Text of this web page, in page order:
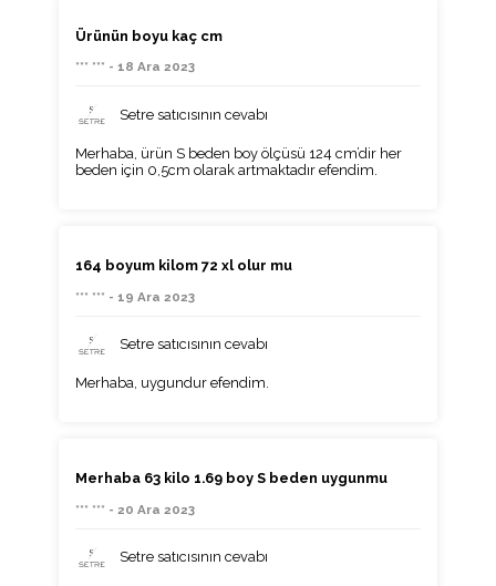
Ürünün boyu kaç cm
*** *** - 18 Ara 2023
Setre satıcısının cevabı
Merhaba, ürün S beden boy ölçüsü 124 cm’dir her
beden için 0,5cm olarak artmaktadır efendim.
164 boyum kilom 72 xl olur mu
*** *** - 19 Ara 2023
Setre satıcısının cevabı
Merhaba, uygundur efendim.
Merhaba 63 kilo 1.69 boy S beden uygunmu
*** *** - 20 Ara 2023
Setre satıcısının cevabı